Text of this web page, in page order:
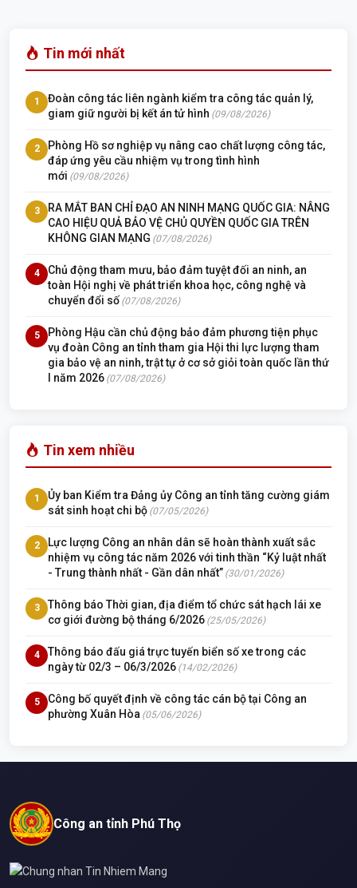
Tin mới nhất
1
Đoàn công tác liên ngành kiểm tra công tác quản lý,
giam giữ người bị kết án tử hình (09/08/2026)
2
Phòng Hồ sơ nghiệp vụ nâng cao chất lượng công tác,
đáp ứng yêu cầu nhiệm vụ trong tình hình
mới (09/08/2026)
3
RA MẮT BAN CHỈ ĐẠO AN NINH MẠNG QUỐC GIA: NÂNG
CAO HIỆU QUẢ BẢO VỆ CHỦ QUYỀN QUỐC GIA TRÊN
KHÔNG GIAN MẠNG (07/08/2026)
4
Chủ động tham mưu, bảo đảm tuyệt đối an ninh, an
toàn Hội nghị về phát triển khoa học, công nghệ và
chuyển đổi số (07/08/2026)
5
Phòng Hậu cần chủ động bảo đảm phương tiện phục
vụ đoàn Công an tỉnh tham gia Hội thi lực lượng tham
gia bảo vệ an ninh, trật tự ở cơ sở giỏi toàn quốc lần thứ
I năm 2026 (07/08/2026)
Tin xem nhiều
1
Ủy ban Kiểm tra Đảng ủy Công an tỉnh tăng cường giám
sát sinh hoạt chi bộ (07/05/2026)
2
Lực lượng Công an nhân dân sẽ hoàn thành xuất sắc
nhiệm vụ công tác năm 2026 với tinh thần “Kỷ luật nhất
- Trung thành nhất - Gần dân nhất” (30/01/2026)
3
Thông báo Thời gian, địa điểm tổ chức sát hạch lái xe
cơ giới đường bộ tháng 6/2026 (25/05/2026)
4
Thông báo đấu giá trực tuyến biển số xe trong các
ngày từ 02/3 – 06/3/2026 (14/02/2026)
5
Công bố quyết định về công tác cán bộ tại Công an
phường Xuân Hòa (05/06/2026)
Công an tỉnh Phú Thọ